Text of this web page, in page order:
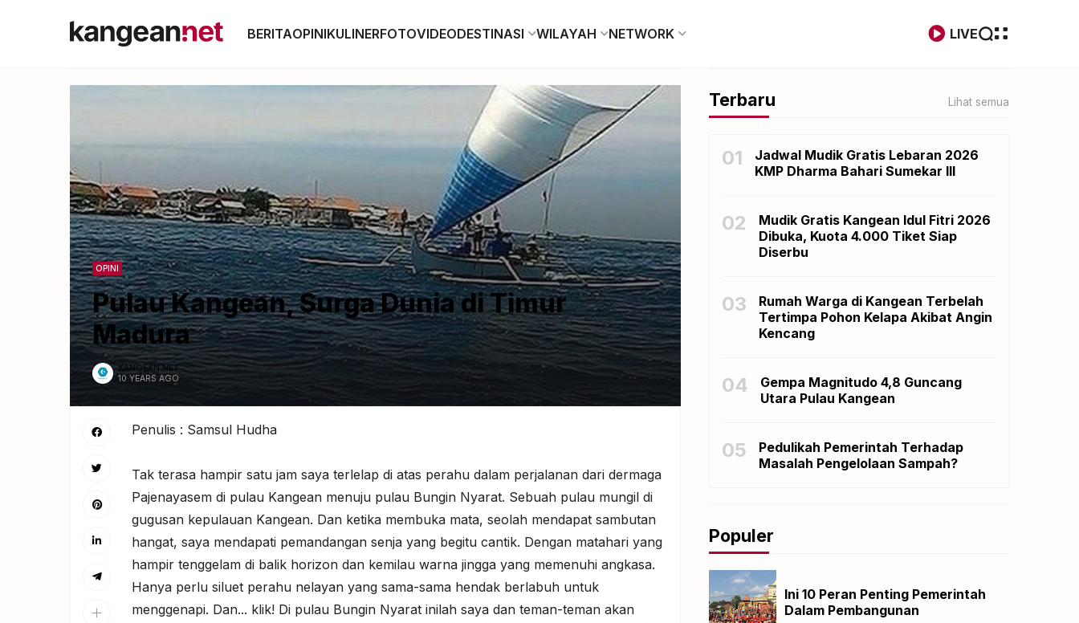
BERITAOPINIKULINERFOTOVIDEODESTINASI WILAYAH NETWORK LIVE
OPINI
Pulau Kangean, Surga Dunia di Timur
Madura
KANGEAN.NET
10 YEARS AGO
Penulis : Samsul Hudha
Tak terasa hampir satu jam saya terlelap di atas perahu dalam perjalanan dari dermaga
Pajenayasem di pulau Kangean menuju pulau Bungin Nyarat. Sebuah pulau mungil di
gugusan kepulauan Kangean. Dan ketika membuka mata, seolah mendapat sambutan
hangat, saya mendapati pemandangan senja yang begitu cantik. Dengan matahari yang
hampir tenggelam di balik horizon dan kemilau warna jingga yang memenuhi angkasa.
Hanya perlu siluet perahu nelayan yang sama-sama hendak berlabuh untuk
menggenapi. Dan... klik! Di pulau Bungin Nyarat inilah saya dan teman-teman akan
Terbaru Lihat semua
01
Jadwal Mudik Gratis Lebaran 2026
KMP Dharma Bahari Sumekar III
02
Mudik Gratis Kangean Idul Fitri 2026
Dibuka, Kuota 4.000 Tiket Siap
Diserbu
03
Rumah Warga di Kangean Terbelah
Tertimpa Pohon Kelapa Akibat Angin
Kencang
04
Gempa Magnitudo 4,8 Guncang
Utara Pulau Kangean
05
Pedulikah Pemerintah Terhadap
Masalah Pengelolaan Sampah?
Populer
Ini 10 Peran Penting Pemerintah
Dalam Pembangunan